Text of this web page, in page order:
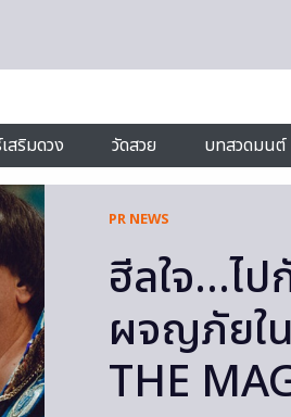
สริมดวง วัดสวย บทสวดมนต์
PR NEWS
ฮีลใจ…ไ
ผจญภัยใ
THE